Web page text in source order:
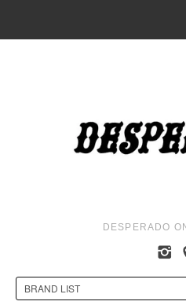
DESPERADO